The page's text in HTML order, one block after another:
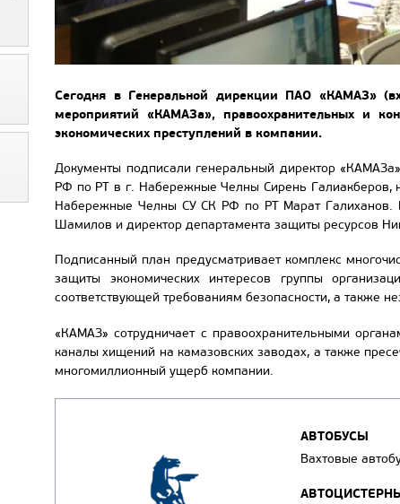
Сегодня в Генеральной дирекции ПАО «КАМАЗ»
мероприятий «КАМАЗа», правоохранительных и
экономических преступлений в компании.
Документы подписали генеральный директор
РФ по РТ в г. Набережные Челны Сирень Галиакберов,
Набережные Челны СУ СК РФ по РТ Марат Галиханов. В
Шамилов и директор департамента защиты ресурсов
Подписанный план предусматривает комплекс
защиты экономических интересов группы
соответствующей требованиям безопасности, а также
«КАМАЗ» сотрудничает с правоохранительными
каналы хищений на камазовских заводах, а также
многомиллионный ущерб компании.
АВТОБУСЫ
Вахтовые